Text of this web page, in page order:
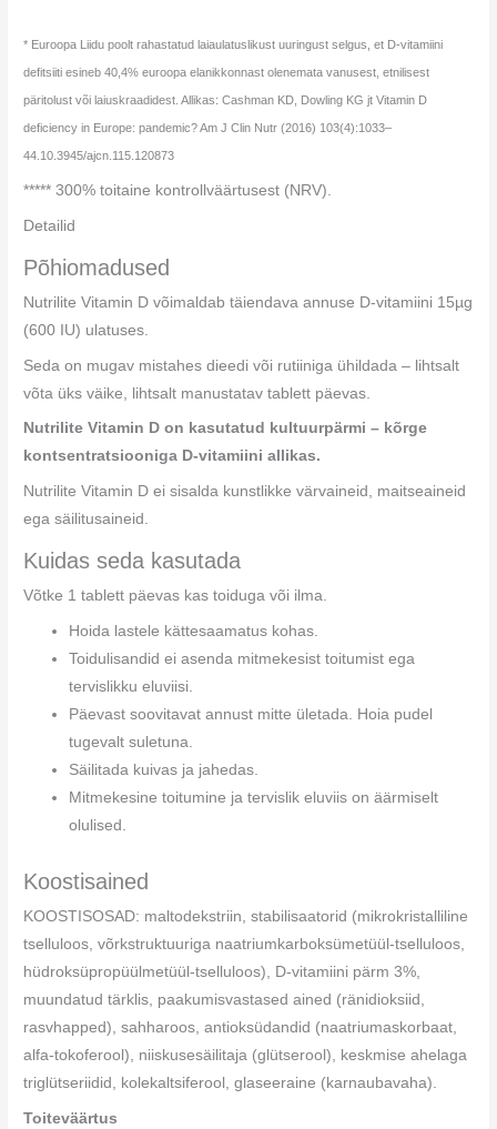
* Euroopa Liidu poolt rahastatud laiaulatuslikust uuringust selgus, et D-vitamiini
defitsiiti esineb 40,4% euroopa elanikkonnast olenemata vanusest, etnilisest
päritolust või laiuskraadidest. Allikas: Cashman KD, Dowling KG jt Vitamin D
deficiency in Europe: pandemic? Am J Clin Nutr (2016) 103(4):1033–
44.10.3945/ajcn.115.120873
***** 300% toitaine kontrollväärtusest (NRV).
Detailid
Põhiomadused
Nutrilite Vitamin D võimaldab täiendava annuse D-vitamiini 15µg
(600 IU) ulatuses.
Seda on mugav mistahes dieedi või rutiiniga ühildada – lihtsalt
võta üks väike, lihtsalt manustatav tablett päevas.
Nutrilite Vitamin D on kasutatud kultuurpärmi – kõrge
kontsentratsiooniga D-vitamiini allikas.
Nutrilite Vitamin D ei sisalda kunstlikke värvaineid, maitseaineid
ega säilitusaineid.
Kuidas seda kasutada
Võtke 1 tablett päevas kas toiduga või ilma.
Hoida lastele kättesaamatus kohas.
Toidulisandid ei asenda mitmekesist toitumist ega
tervislikku eluviisi.
Päevast soovitavat annust mitte ületada. Hoia pudel
tugevalt suletuna.
Säilitada kuivas ja jahedas.
Mitmekesine toitumine ja tervislik eluviis on äärmiselt
olulised.
Koostisained
KOOSTISOSAD: maltodekstriin, stabilisaatorid (mikrokristalliline
tselluloos, võrkstruktuuriga naatriumkarboksümetüül-tselluloos,
hüdroksüpropüülmetüül-tselluloos), D-vitamiini pärm 3%,
muundatud tärklis, paakumisvastased ained (ränidioksiid,
rasvhapped), sahharoos, antioksüdandid (naatriumaskorbaat,
alfa-tokoferool), niiskusesäilitaja (glütserool), keskmise ahelaga
triglütseriidid, kolekaltsiferool, glaseeraine (karnaubavaha).
Toiteväärtus